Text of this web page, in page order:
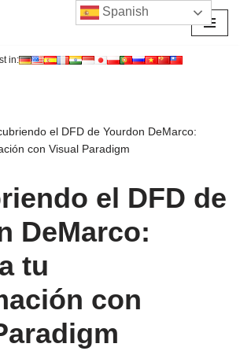
in:
el DFD de Yourdon DeMarco:
con Visual Paradigm
el DFD de
DeMarco:
tu
con
Spanish